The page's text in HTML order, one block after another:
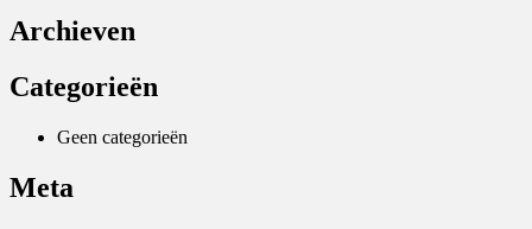
Archieven
Categorieën
Geen categorieën
Meta